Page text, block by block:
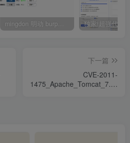
mingdon 明动 burp插件0.2.6版本 本地时间校验去除版
下一篇
CVE-2011-
1475_Apache_Tomcat_7.0.x